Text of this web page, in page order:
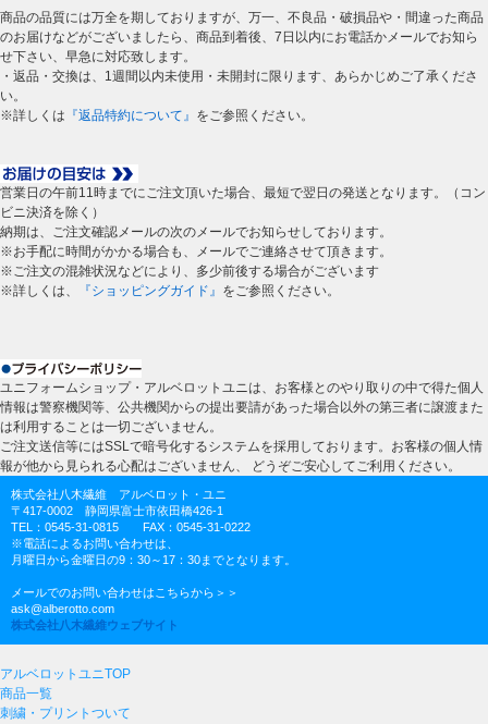
商品の品質には万全を期しておりますが、万一、不良品・破損品や・間違った商品
のお届けなどがございましたら、商品到着後、7日以内にお電話かメールでお知ら
せ下さい、早急に対応致します。
・返品・交換は、1週間以内未使用・未開封に限ります、あらかじめご了承くださ
い。
※詳しくは 『返品特約について』 をご参照ください。
営業日の午前11時までにご注文頂いた場合、最短で翌日の発送となります。（コン
ビニ決済を除く）
納期は、ご注文確認メールの次のメールでお知らせしております。
※お手配に時間がかかる場合も、メールでご連絡させて頂きます。
※ご注文の混雑状況などにより、多少前後する場合がございます
※詳しくは、
『ショッピングガイド』 をご参照ください。
ユニフォームショップ・アルベロットユニは、お客様とのやり取りの中で得た個人
情報は警察機関等、公共機関からの提出要請があった場合以外の第三者に譲渡また
は利用することは一切ございません。
ご注文送信等にはSSLで暗号化するシステムを採用しております。お客様の個人情
報が他から見られる心配はございません、 どうぞご安心してご利用ください。
株式会社八木繊維 アルベロット・ユニ
〒417-0002 静岡県富士市依田橋426-1
TEL：0545-31-0815 FAX：0545-31-0222
※電話によるお問い合わせは、
月曜日から金曜日の9：30～17：30までとなります。
メールでのお問い合わせはこちらから＞＞
ask@alberotto.com
株式会社八木繊維ウェブサイト
アルベロットユニTOP
商品一覧
刺繍・プリントついて